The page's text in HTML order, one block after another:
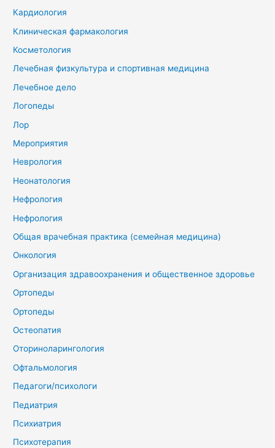
Кардиология
Клиническая фармакология
Косметология
Лечебная физкультура и спортивная медицина
Лечебное дело
Логопеды
Лор
Мероприятия
Неврология
Неонатология
Нефрология
Нефрология
Общая врачебная практика (семейная медицина)
Онкология
Организация здравоохранения и общественное здоровье
Ортопеды
Ортопеды
Остеопатия
Оториноларингология
Офтальмология
Педагоги/психологи
Педиатрия
Психиатрия
Психотерапия